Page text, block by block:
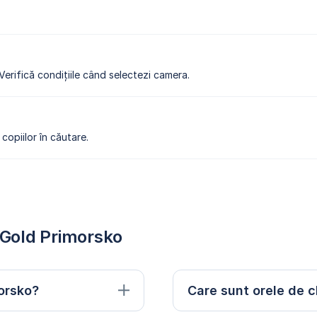
condițiile când selectezi camera.
în căutare.
Primorsko
Care sunt orele de